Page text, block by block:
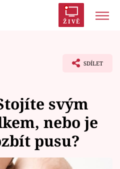
ŽIVĚ
SDÍLET
svým
nebo je
pusu?